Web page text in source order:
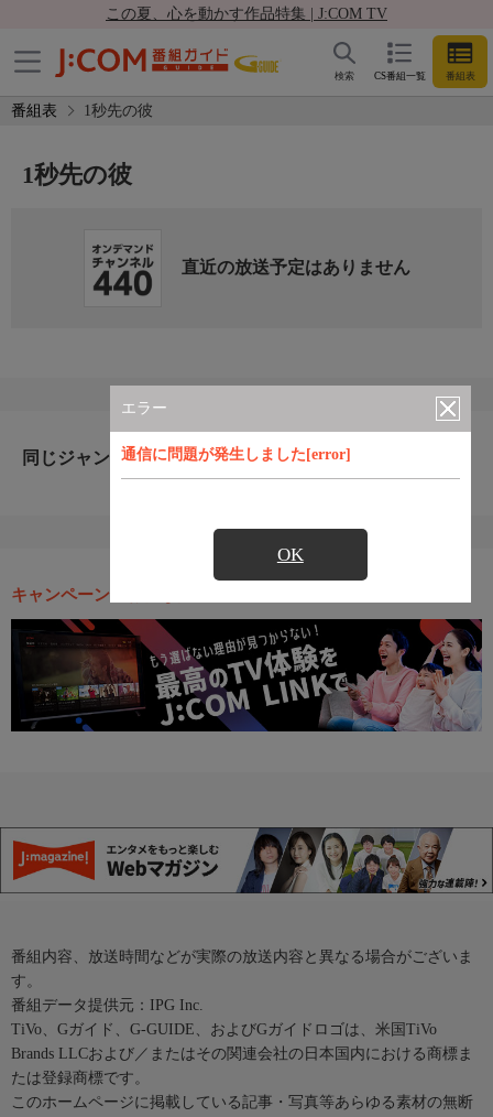
この夏、心を動かす作品特集 | J:COM TV
CS番組一覧 番組表
検索
番組表 1秒先の彼
エラー
通信に問題が発生しました[error]
OK
1秒先の彼
直近の放送予定はありません
同じジャンルのおすすめ番組
キャンペーン・お得な情報
番組内容、放送時間などが実際の放送内容と異なる場合がございま
す。
番組データ提供元：IPG Inc.
TiVo、Gガイド、G-GUIDE、およびGガイドロゴは、米国TiVo
Brands LLCおよび／またはその関連会社の日本国内における商標ま
たは登録商標です。
このホームページに掲載している記事・写真等あらゆる素材の無断